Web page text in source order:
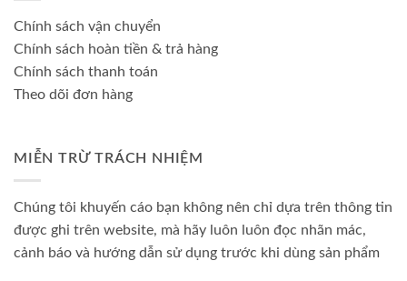
Chính sách vận chuyển
Chính sách hoàn tiền & trả hàng
Chính sách thanh toán
Theo dõi đơn hàng
MIỄN TRỪ TRÁCH NHIỆM
Chúng tôi khuyến cáo bạn không nên chỉ dựa trên thông tin
được ghi trên website, mà hãy luôn luôn đọc nhãn mác,
cảnh báo và hướng dẫn sử dụng trước khi dùng sản phẩm